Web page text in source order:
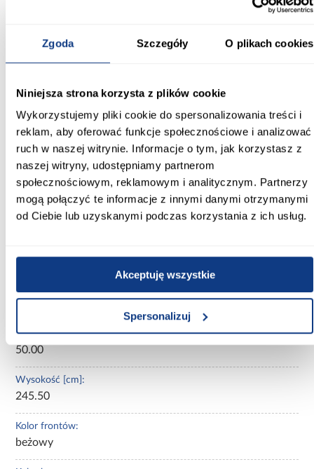
Zgoda Szczegóły O plikach cookies
Niniejsza strona korzysta z plików cookie
Wykorzystujemy pliki cookie do spersonalizowania treści i
reklam, aby oferować funkcje społecznościowe i analizować
ruch w naszej witrynie. Informacje o tym, jak korzystasz z
naszej witryny, udostępniamy partnerom
społecznościowym, reklamowym i analitycznym. Partnerzy
mogą połączyć te informacje z innymi danymi otrzymanymi
od Ciebie lub uzyskanymi podczas korzystania z ich usług.
Akceptuję wszystkie
Spersonalizuj
kolorystyka kaszmiru, matowe powierzchnie oraz złote detale
Informacje Transport Informacje o
Kształt:
proste
Rodzaj drzwi:
uchylne
Nie
160.00
Głębokość [cm]:
50.00
Wysokość [cm]:
245.50
Kolor frontów:
beżowy